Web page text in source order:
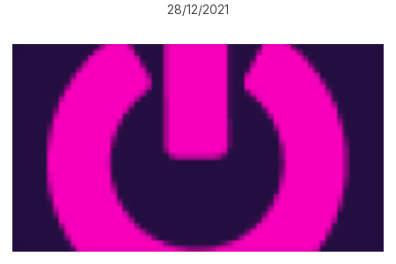
28/12/2021